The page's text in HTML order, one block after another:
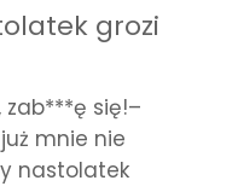
grozi
zab***ę się!–
mnie nie
nastolatek